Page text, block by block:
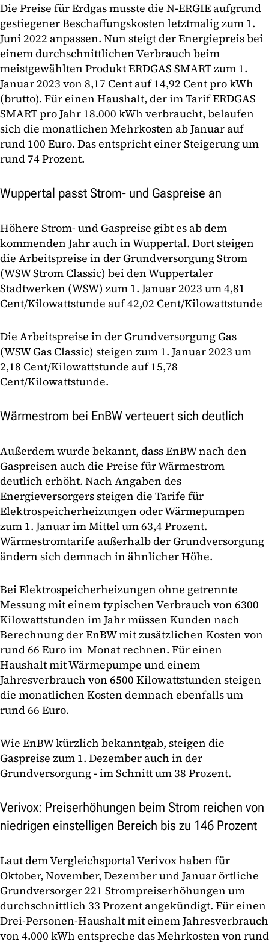
Die Preise für Erdgas musste die N-ERGIE aufgrund
gestiegener Beschaffungskosten letztmalig zum 1.
Juni 2022 anpassen. Nun steigt der Energiepreis bei
einem durchschnittlichen Verbrauch beim
meistgewählten Produkt ERDGAS SMART zum 1.
Januar 2023 von 8,17 Cent auf 14,92 Cent pro kWh
(brutto). Für einen Haushalt, der im Tarif ERDGAS
SMART pro Jahr 18.000 kWh verbraucht, belaufen
sich die monatlichen Mehrkosten ab Januar auf
rund 100 Euro. Das entspricht einer Steigerung um
rund 74 Prozent.
Wuppertal passt Strom- und Gaspreise an
Höhere Strom- und Gaspreise gibt es ab dem
kommenden Jahr auch in Wuppertal. Dort steigen
die Arbeitspreise in der Grundversorgung Strom
(WSW Strom Classic) bei den Wuppertaler
Stadtwerken (WSW) zum 1. Januar 2023 um 4,81
Cent/Kilowattstunde auf 42,02 Cent/Kilowattstunde
Die Arbeitspreise in der Grundversorgung Gas
(WSW Gas Classic) steigen zum 1. Januar 2023 um
2,18 Cent/Kilowattstunde auf 15,78
Cent/Kilowattstunde.
Wärmestrom bei EnBW verteuert sich deutlich
Außerdem wurde bekannt, dass EnBW nach den
Gaspreisen auch die Preise für Wärmestrom
deutlich erhöht. Nach Angaben des
Energieversorgers steigen die Tarife für
Elektrospeicherheizungen oder Wärmepumpen
zum 1. Januar im Mittel um 63,4 Prozent.
Wärmestromtarife außerhalb der Grundversorgung
ändern sich demnach in ähnlicher Höhe.
Bei Elektrospeicherheizungen ohne getrennte
Messung mit einem typischen Verbrauch von 6300
Kilowattstunden im Jahr müssen Kunden nach
Berechnung der EnBW mit zusätzlichen Kosten von
rund 66 Euro im Monat rechnen. Für einen
Haushalt mit Wärmepumpe und einem
Jahresverbrauch von 6500 Kilowattstunden steigen
die monatlichen Kosten demnach ebenfalls um
rund 66 Euro.
Wie EnBW kürzlich bekanntgab, steigen die
Gaspreise zum 1. Dezember auch in der
Grundversorgung - im Schnitt um 38 Prozent.
Verivox: Preiserhöhungen beim Strom reichen von
niedrigen einstelligen Bereich bis zu 146 Prozent
Laut dem Vergleichsportal Verivox haben für
Oktober, November, Dezember und Januar örtliche
Grundversorger 221 Strompreiserhöhungen um
durchschnittlich 33 Prozent angekündigt. Für einen
Drei-Personen-Haushalt mit einem Jahresverbrauch
von 4.000 kWh entspreche das Mehrkosten von rund